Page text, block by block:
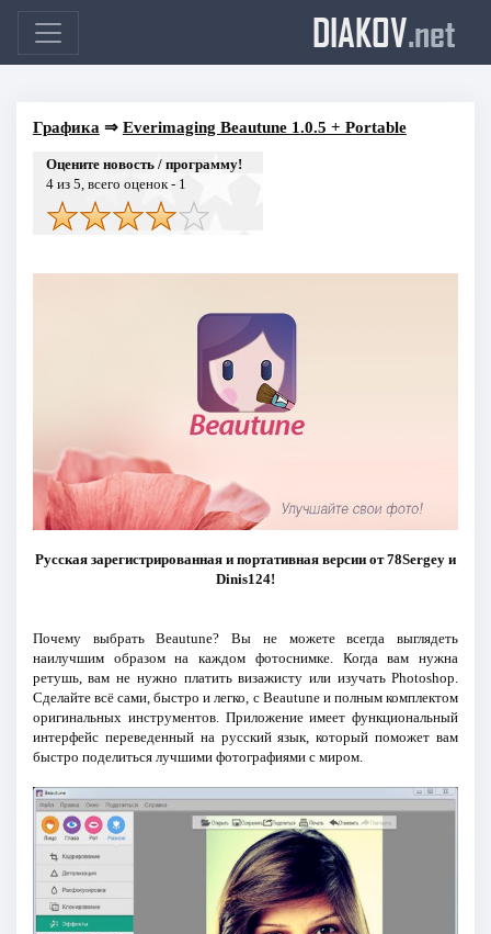
DIAKOV.net
Графика ⇒ Everimaging Beautune 1.0.5 + Portable
Оцените новость / программу!
4из 5, всего оценок - 1
Русская зарегистрированная и портативная версии от 78Sergey и
Dinis124!
Почему выбрать Beautune? Вы не можете всегда выглядеть
наилучшим образом на каждом фотоснимке. Когда вам нужна
ретушь, вам не нужно платить визажисту или изучать Photoshop.
Сделайте всё сами, быстро и легко, с Beautune и полным комплектом
оригинальных инструментов. Приложение имеет функциональный
интерфейс переведенный на русский язык, который поможет вам
быстро поделиться лучшими фотографиями с миром.